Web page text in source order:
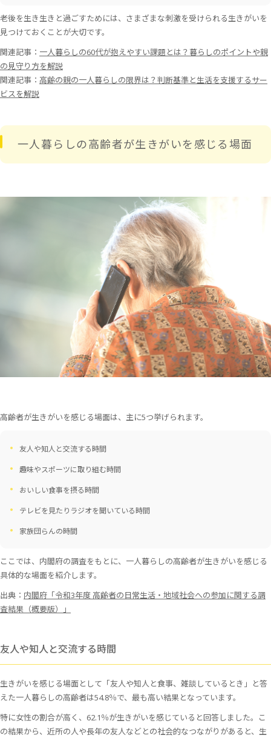
老後を生き生きと過ごすためには、さまざまな刺激を受けられる生きがいを
見つけておくことが大切です。
関連記事： 一人暮らしの60代が抱えやすい課題とは？暮らしのポイントや親
の見守り方を解説
関連記事： 高齢の親の一人暮らしの限界は？判断基準と生活を支援するサー
ビスを解説
一人暮らしの高齢者が生きがいを感じる場面
高齢者が生きがいを感じる場面は、主に5つ挙げられます。
友人や知人と交流する時間
趣味やスポーツに取り組む時間
おいしい食事を摂る時間
テレビを見たりラジオを聞いている時間
家族団らんの時間
ここでは、内閣府の調査をもとに、一人暮らしの高齢者が生きがいを感じる
具体的な場面を紹介します。
出典： 内閣府「令和3年度 高齢者の日常生活・地域社会への参加に関する調
査結果（概要版）」
友人や知人と交流する時間
生きがいを感じる場面として「友人や知人と食事、雑談しているとき」と答
えた一人暮らしの高齢者は54.8％で、最も高い結果となっています。
特に女性の割合が高く、62.1％が生きがいを感じていると回答しました。こ
の結果から、近所の人や長年の友人などとの社会的なつながりがあると、生